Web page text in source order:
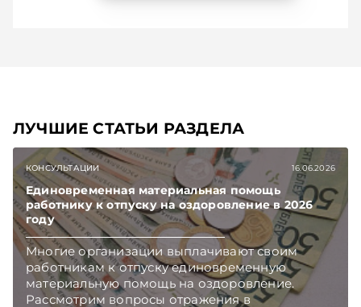
ЛУЧШИЕ СТАТЬИ РАЗДЕЛА
КОНСУЛЬТАЦИИ 16.06.2026
Единовременная материальная помощь
работнику к отпуску на оздоровление в 2026
году
Многие организации выплачивают своим
работникам к отпуску единовременную
материальную помощь на оздоровление.
Рассмотрим вопросы отражения в